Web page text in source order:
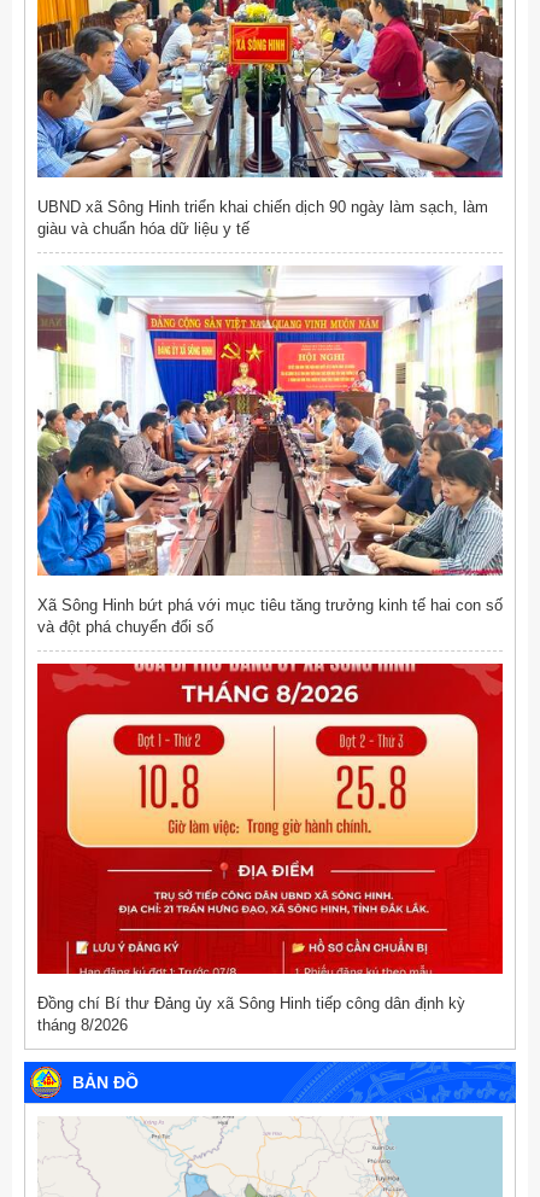
UBND xã Sông Hinh triển khai chiến dịch 90 ngày làm sạch, làm
giàu và chuẩn hóa dữ liệu y tế
Xã Sông Hinh bứt phá với mục tiêu tăng trưởng kinh tế hai con số
và đột phá chuyển đổi số
Đồng chí Bí thư Đảng ủy xã Sông Hinh tiếp công dân định kỳ
tháng 8/2026
BẢN ĐỒ